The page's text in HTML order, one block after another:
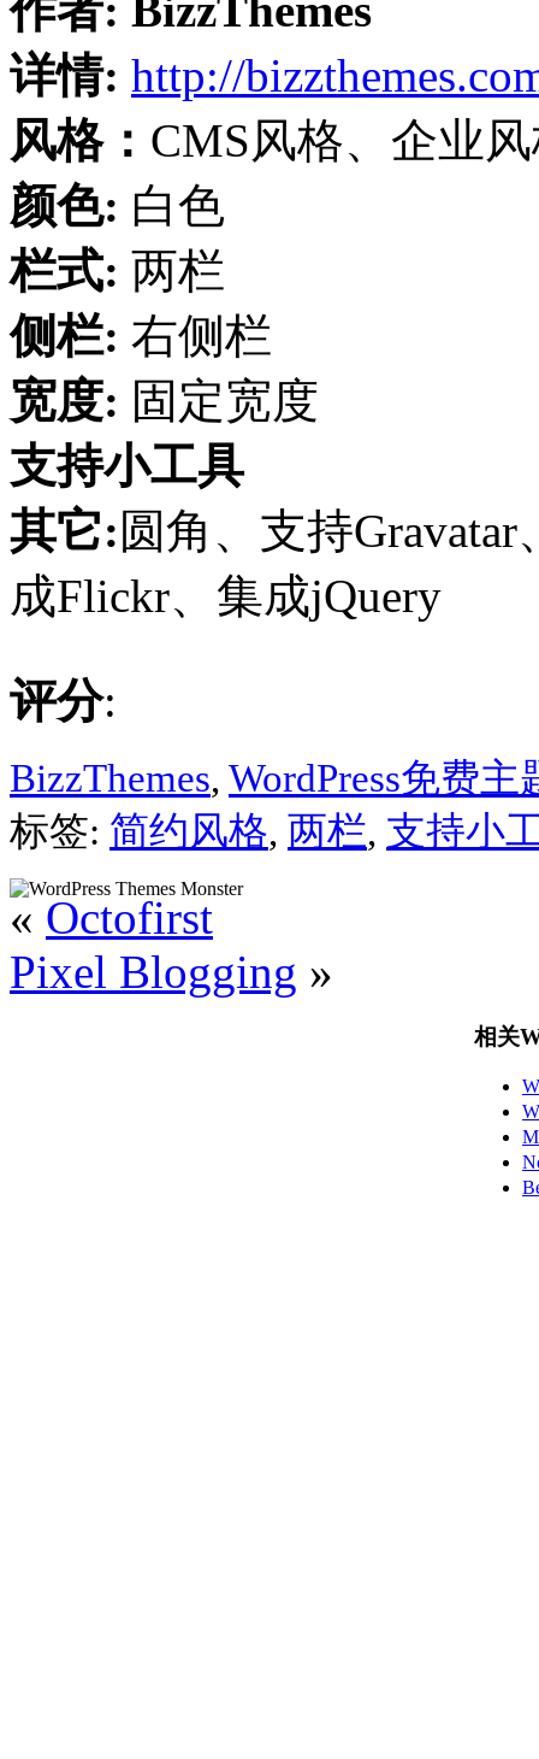
详情: http://
风格： CMS风格、企业
颜色: 白色
栏式: 两栏
侧栏: 右侧栏
宽度: 固定宽度
支持小工具
其它:圆角、支持
成Flickr、集成jQuery
评分:
BizzThemes, WordPress免费主
标签: 简约风格, 两栏, 支持小
« Octofirst
Pixel Blogging »
相关